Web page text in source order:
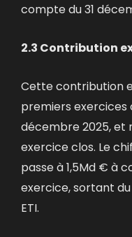
compte du 31
2.3 Contribution
Cette contribution
premiers exercices
décembre 2025, et
exercice clos. Le
passe à 1,5Md € à
exercice, sortant
ETI.